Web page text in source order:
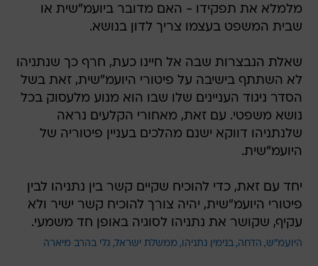
מלמלא את תפקידו - האם מדובר ביועמ"שית או
שבית המשפט בעצמו צריך לדון בנושא.
שאלת הנבצרות שבה אל חיינו כעת, חרף כך שנתניהו
לא השתתף בישיבה על פיטורי היועמ"שית, זאת בשל
הסדר ניגוד העניינים שלו שבו הוא מנוע מלעסוק בכל
נושא משפטי. עם זאת, מאחורי הקלעים נראה
שלנתניהו דווקא ישנם מהלכים בעניין פיטוריה של
היועמ"שית.
יחד עם זאת, כדי להוכיח שקיים קשר בין נתניהו לבין
פיטורי היועמ"שית, יהיה צורך להוכיח קשר ישיר ולא
עקיף, שקושר את נתניהו לסוגיה באופן חד משמעי.
היועמ"ש הדחה בנימין נתניהו ממשלת ישראל גלי בהרב מיארה